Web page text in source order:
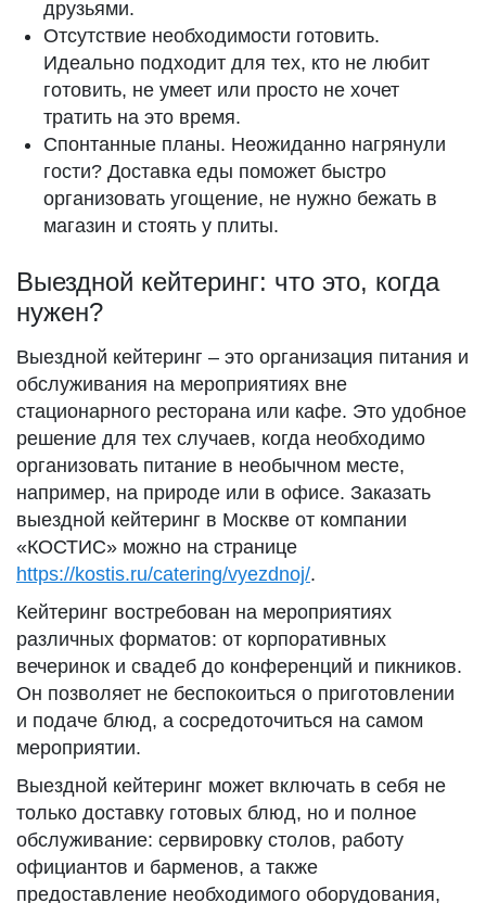
друзьями.
Отсутствие необходимости готовить.
Идеально подходит для тех, кто не любит
готовить, не умеет или просто не хочет
тратить на это время.
Спонтанные планы. Неожиданно нагрянули
гости? Доставка еды поможет быстро
организовать угощение, не нужно бежать в
магазин и стоять у плиты.
Выездной кейтеринг: что это, когда
нужен?
Выездной кейтеринг – это организация питания и
обслуживания на мероприятиях вне
стационарного ресторана или кафе. Это удобное
решение для тех случаев, когда необходимо
организовать питание в необычном месте,
например, на природе или в офисе. Заказать
выездной кейтеринг в Москве от компании
«КОСТИС» можно на странице
https://kostis.ru/catering/vyezdnoj/.
Кейтеринг востребован на мероприятиях
различных форматов: от корпоративных
вечеринок и свадеб до конференций и пикников.
Он позволяет не беспокоиться о приготовлении
и подаче блюд, а сосредоточиться на самом
мероприятии.
Выездной кейтеринг может включать в себя не
только доставку готовых блюд, но и полное
обслуживание: сервировку столов, работу
официантов и барменов, а также
предоставление необходимого оборудования,